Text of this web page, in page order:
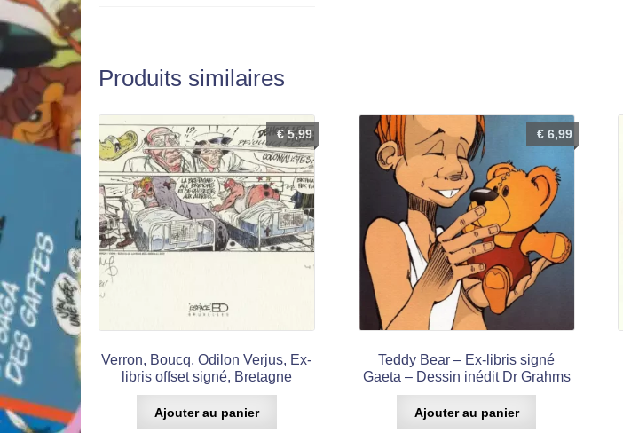
Produits similaires
Verron, Boucq, Odilon Verjus, Ex-
libris offset signé, Bretagne
€5,99
Ajouter au panier
Teddy Bear – Ex-libris signé
Gaeta – Dessin inédit Dr Grahms
€6,99
Ajouter au panier